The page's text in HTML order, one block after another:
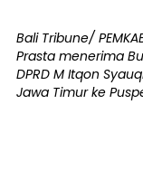
Bali Tribune/
Prasta menerima
DPRD M Itqon
Jawa Timur ke